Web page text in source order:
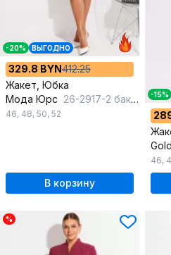
-20% ВЫГОДНО
329.8 BYN412.25
Жакет, Юбка
Мода Юрс 26-2917-2 баклажан
46, 48, 50, 52
В корзину
-15%
46,
%